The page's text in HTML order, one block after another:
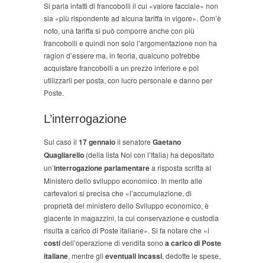
Si parla infatti di francobolli il cui «valore facciale» non
sia «più rispondente ad alcuna tariffa in vigore». Com’è
noto, una tariffa si può comporre anche con più
francobolli e quindi non solo l’argomentazione non ha
ragion d’essere ma, in teoria, qualcuno potrebbe
acquistare francobolli a un prezzo inferiore e poi
utilizzarli per posta, con lucro personale e danno per
Poste.
L’interrogazione
Sul caso il 17 gennaioil senatore Gaetano
Quagliarello (della lista Noi con l’Italia) ha depositato
un’interrogazione parlamentarea risposta scritta al
Ministero dello sviluppo economico. In merito alle
cartevalori si precisa che «l’accumulazione, di
proprietà del ministero dello Sviluppo economico, è
giacente in magazzini, la cui conservazione e custodia
risulta a carico di Poste italiane». Si fa notare che «i
costidell’operazione di vendita sono a carico di Poste
italiane, mentre gli eventuali incassi, dedotte le spese,